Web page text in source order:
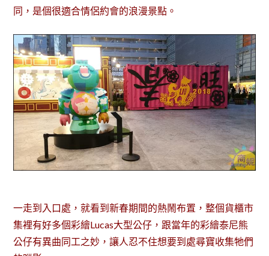
同，是個很適合情侶約會的浪漫景點。
一走到入口處，就看到新春期間的熱鬧布置，整個貨櫃市
集裡有好多個彩繪Lucas大型公仔，跟當年的彩繪泰尼熊
公仔有異曲同工之妙，讓人忍不住想要到處尋寶收集牠們